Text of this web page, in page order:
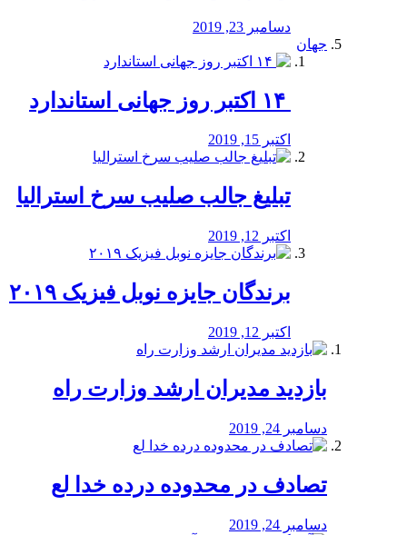
دسامبر 23, 2019
جهان
اکتبر 15, 2019
تبلیغ جالب صلیب سرخ استرالیا
اکتبر 12, 2019
برندگان جایزه نوبل فیزیک ۲۰۱۹
اکتبر 12, 2019
بازدید مدیران ارشد وزارت راه
دسامبر 24, 2019
تصادف در محدوده درده خدا لع
دسامبر 24, 2019